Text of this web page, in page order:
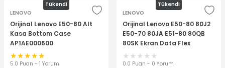
Tükendi
LENOVO
Orijinal Lenovo E50-80 Alt
Kasa Bottom Case
AP1AE000600
5.0 Puan - 1 Yorum
Tükendi
LENOVO
Orijinal Lenovo E50-80 80J2
E50-70 80JA E51-80 80QB
80SK Ekran Data Flex
Kablosu DC020023L00
DD020023L00
0.0 Puan - 0 Yorum